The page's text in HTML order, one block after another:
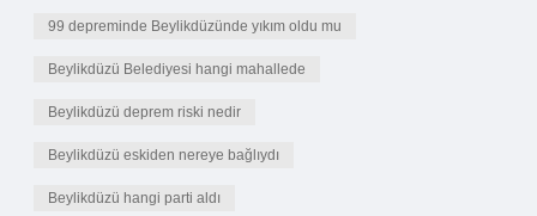
99 depreminde Beylikdüzünde yıkım oldu mu
Beylikdüzü Belediyesi hangi mahallede
Beylikdüzü deprem riski nedir
Beylikdüzü eskiden nereye bağlıydı
Beylikdüzü hangi parti aldı